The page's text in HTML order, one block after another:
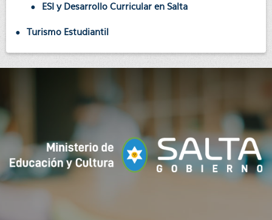
ESI y Desarrollo Curricular en Salta
Turismo Estudiantil